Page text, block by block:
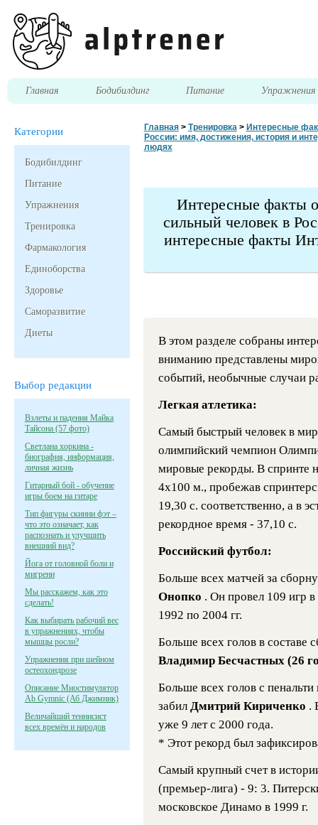
Главная Бодибилдинг Питание Упражнения
Категории
Бодибилдинг
Питание
Упражнения
Тренировка
Фармакология
Единоборства
Здоровье
Саморазвитие
Диеты
Выбор редакции
Взлеты и падения Майка
Тайсона (57 фото)
Светлана хоркина -
биография, информация,
личная жизнь
Гитарный бой - обучение
игры боем на гитаре
Тип фигуры скинни фэт –
что это означает, как
распознать и улучшить
внешний вид?
Йога от головной боли и
мигрени
Мы расскажем, как это
сделать!
Как выбирать рабочий вес
в упражнениях, чтобы
мышцы росли?
Упражнения при шейном
остеохондрозе
Описание Миостимулятор
Ab Gymnic (Аб Джимник)
Величайший теннисист
всех времён и народов
Главная> Тренировка > Интересные
России: имя, достижения, история и
людях
Интересные факты
сильный человек в
интересные факты
В этом разделе собраны
вниманию представлены
событий, необычные случаи
Легкая атлетика:
Самый быстрый человек в
олимпийский чемпион
мировые рекорды. В спринте
4х100 м., пробежав
19,30 с. соответственно, а в
рекордное время - 37,10 с.
Российский футбол:
Больше всех матчей за
Онопко . Он провел 109 игр
1992 по 2004 гг.
Больше всех голов в составе
Владимир Бесчастных (26
Больше всех голов с
забил Дмитрий Кириченко .
уже 9 лет с 2000 года.
* Этот рекорд был
Самый крупный счет в
(премьер-лига) - 9: 3.
московское Динамо в 1999 г.